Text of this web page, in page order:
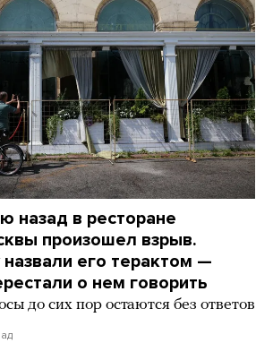
назад в ресторане
произошел взрыв.
назвали его терактом —
о нем говорить
до сих пор остаются без ответов